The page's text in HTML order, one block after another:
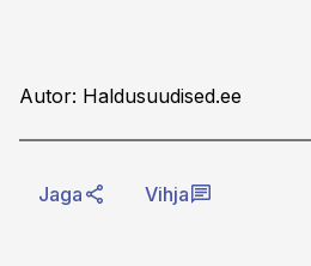
Autor: Haldusuudised.ee
Jaga Vihja